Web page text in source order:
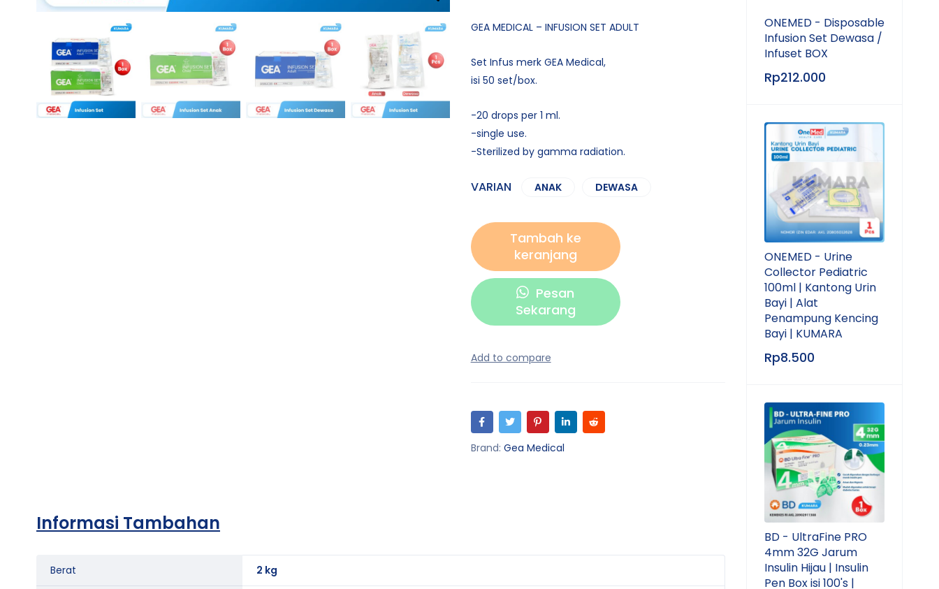
GEA MEDICAL – INFUSION SET ADULT
Set Infus merk GEA Medical,
isi 50 set/box.
-20 drops per 1 ml.
-single use.
-Sterilized by gamma radiation.
VARIAN ANAK DEWASA
Tambah ke
keranjang
Pesan
Sekarang
Brand: Gea Medical
Informasi Tambahan
Berat 2 kg
ONEMED - Disposable
Infusion Set Dewasa /
Infuset BOX
Rp212.000
ONEMED - Urine
Collector Pediatric
100ml | Kantong Urin
Bayi | Alat
Penampung Kencing
Bayi | KUMARA
Rp8.500
BD - UltraFine PRO
4mm 32G Jarum
Insulin Hijau | Insulin
Pen Box isi 100's |